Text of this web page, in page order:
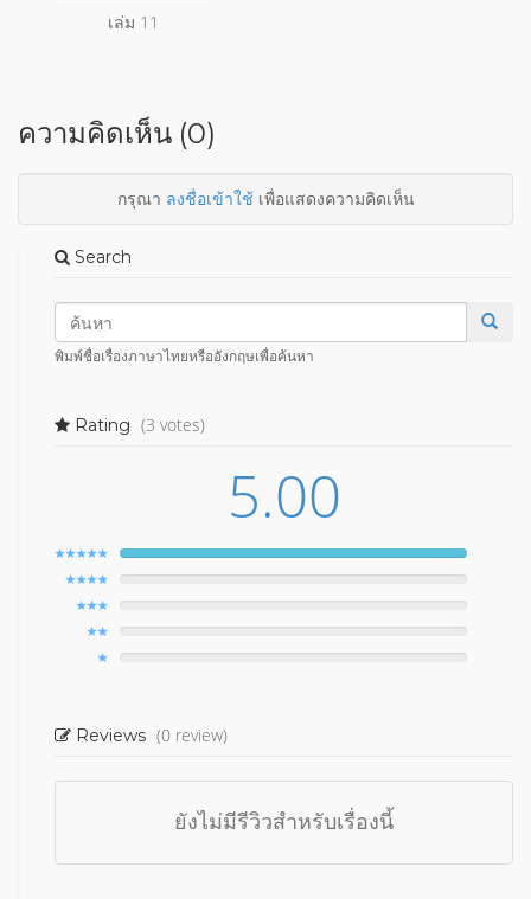
เล่ม 11
ความคิดเห็น (0)
กรุณา ลงชื่อเข้าใช้เพื่อแสดงความคิดเห็น
Search
พิมพ์ชื่อเรื่องภาษาไทยหรืออังกฤษเพื่อค้นหา
Rating (3 votes)
5.00
Reviews (0 review)
ยังไม่มีรีวิวสำหรับเรื่องนี้